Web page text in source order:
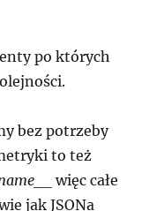
po których
bez potrzeby
to też
więc całe
jak JSONa